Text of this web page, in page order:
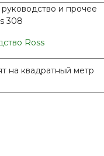
руководство и прочее
308
Ross
на квадратный метр